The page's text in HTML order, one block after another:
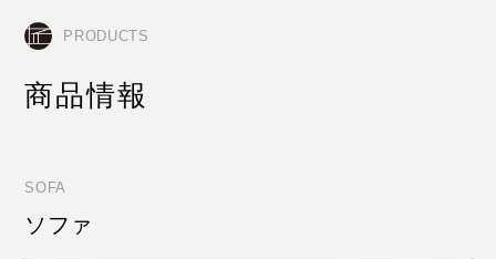
PRODUCTS
商品情報
SOFA
ソファ